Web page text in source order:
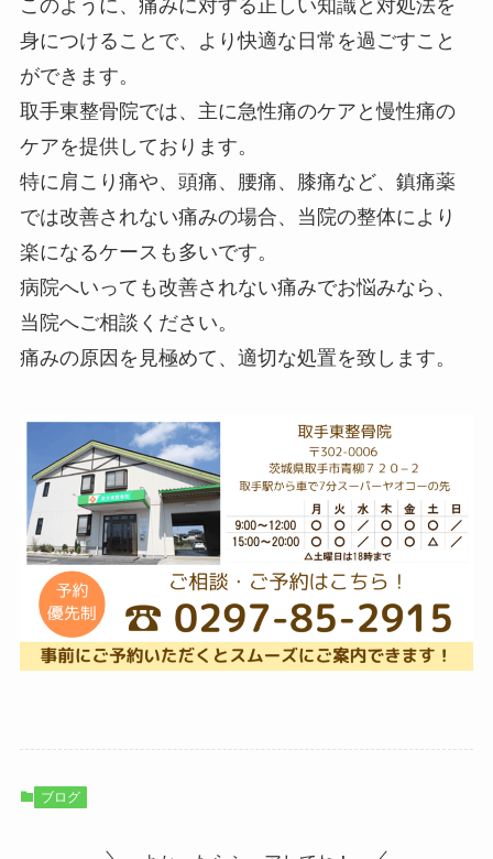
このように、痛みに対する正しい知識と対処法を
身につけることで、より快適な日常を過ごすこと
ができます。
取手東整骨院では、主に急性痛のケアと慢性痛の
ケアを提供しております。
特に肩こり痛や、頭痛、腰痛、膝痛など、鎮痛薬
では改善されない痛みの場合、当院の整体により
楽になるケースも多いです。
病院へいっても改善されない痛みでお悩みなら、
当院へご相談ください。
痛みの原因を見極めて、適切な処置を致します。
ブログ